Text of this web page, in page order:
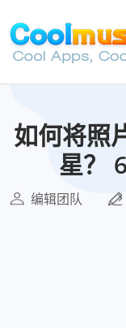
如何将照
星？
编辑团队